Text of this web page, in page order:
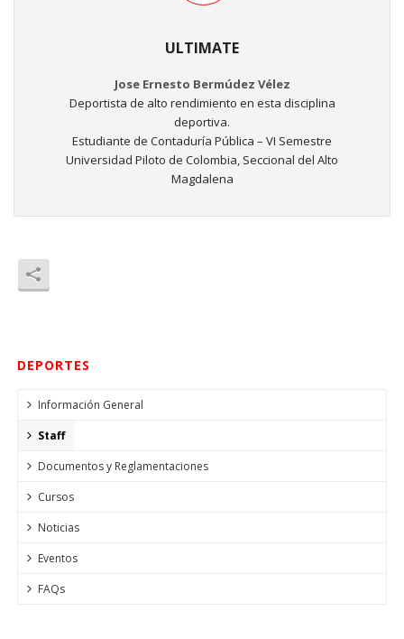
ULTIMATE
Jose Ernesto Bermúdez Vélez
Deportista de alto rendimiento en esta disciplina
deportiva.
Estudiante de Contaduría Pública – VI Semestre
Universidad Piloto de Colombia, Seccional del Alto
Magdalena
DEPORTES
Información General
Staff
Documentos y Reglamentaciones
Cursos
Noticias
Eventos
FAQs